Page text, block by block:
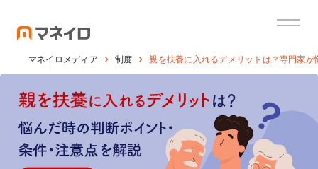
マネイロメディア 制度 親を扶養に入れるデメリットは？専門家